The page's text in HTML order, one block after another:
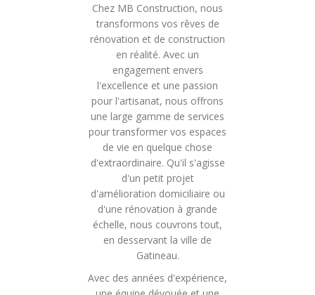
Chez MB Construction, nous
transformons vos rêves de
rénovation et de construction
en réalité. Avec un
engagement envers
l'excellence et une passion
pour l'artisanat, nous offrons
une large gamme de services
pour transformer vos espaces
de vie en quelque chose
d'extraordinaire. Qu'il s'agisse
d'un petit projet
d'amélioration domiciliaire ou
d'une rénovation à grande
échelle, nous couvrons tout,
en desservant la ville de
Gatineau.
Avec des années d'expérience,